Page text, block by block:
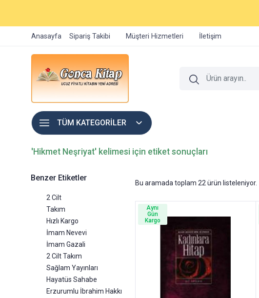
Anasayfa Sipariş Takibi Müşteri Hizmetleri İletişim
TÜM KATEGORİLER
'Hikmet Neşriyat' kelimesi için etiket sonuçları
Benzer Etiketler
2 Cilt
Takım
Hızlı Kargo
İmam Nevevi
İmam Gazali
2 Cilt Takım
Sağlam Yayınları
Hayatüs Sahabe
Erzurumlu İbrahim Hakkı
Bu aramada toplam 22 ürün listeleniyor.
Aynı
Gün
Kargo